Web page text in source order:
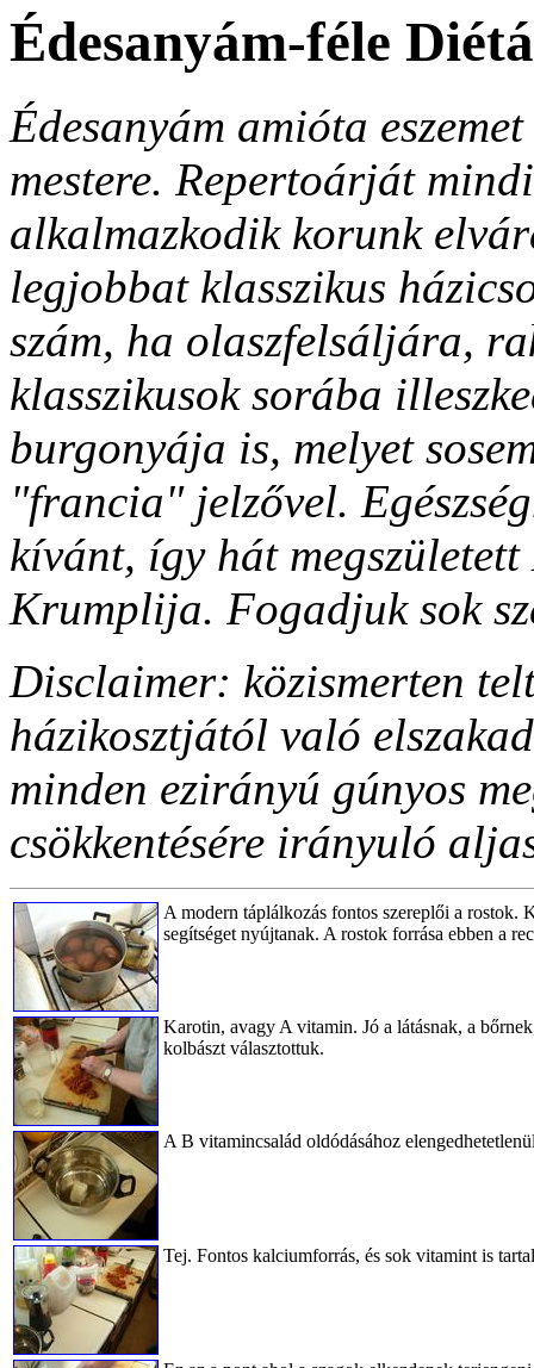
Édesanyám-féle
Édesanyám amióta
mestere. Repertoárját
alkalmazkodik korunk
legjobbat klasszikus
szám, ha olaszfelsáljára,
klasszikusok sorába
burgonyája is, melyet
"francia" jelzővel.
kívánt, így hát
Krumplija. Fogadjuk sok
Disclaimer: közismerten
házikosztjától való
minden ezirányú gúnyos
csökkentésére irányuló
A modern táplálkozás fontos szereplői a rostok.
segítséget nyújtanak. A rostok forrása ebben a
Karotin, avagy A vitamin. Jó a látásnak, a
kolbászt választottuk.
A B vitamincsalád oldódásához
Tej. Fontos kalciumforrás, és sok vitamint is